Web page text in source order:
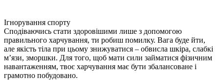
Ігнорування спорту
Сподіваючись стати здоровішими лише з допомогою
правильного харчування, ти робиш помилку. Вага буде йти,
але якість тіла при цьому знижуватися – обвисла шкіра, слабкі
м’язи, зморшки. Для того, щоб мати сили займатися фізичним
навантаженням, твоє харчування має бути збалансоване і
грамотно побудовано.